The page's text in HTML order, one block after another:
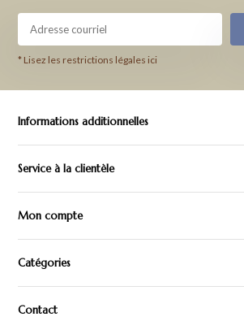
* Lisez les restrictions légales ici
Informations additionnelles
Service à la clientèle
Mon compte
Catégories
Contact